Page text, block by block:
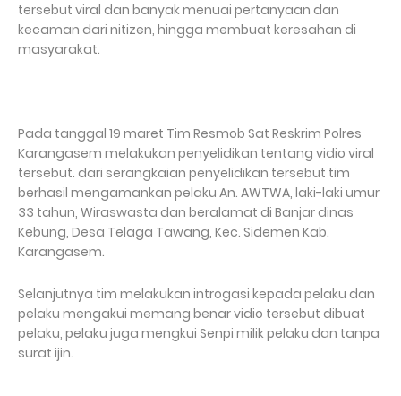
tersebut viral dan banyak menuai pertanyaan dan
kecaman dari nitizen, hingga membuat keresahan di
masyarakat.
Pada tanggal 19 maret Tim Resmob Sat Reskrim Polres
Karangasem melakukan penyelidikan tentang vidio viral
tersebut. dari serangkaian penyelidikan tersebut tim
berhasil mengamankan pelaku An. AWTWA, laki-laki umur
33 tahun, Wiraswasta dan beralamat di Banjar dinas
Kebung, Desa Telaga Tawang, Kec. Sidemen Kab.
Karangasem.
Selanjutnya tim melakukan introgasi kepada pelaku dan
pelaku mengakui memang benar vidio tersebut dibuat
pelaku, pelaku juga mengkui Senpi milik pelaku dan tanpa
surat ijin.